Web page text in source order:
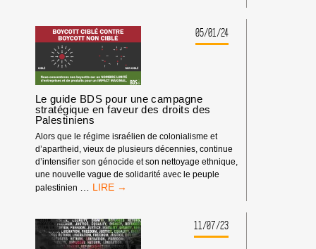
?
EN
PÉRIODE
DE
GÉNOCIDE
05/01/24
Le guide BDS pour une campagne
stratégique en faveur des droits des
Palestiniens
Alors que le régime israélien de colonialisme et
d’apartheid, vieux de plusieurs décennies, continue
d’intensifier son génocide et son nettoyage ethnique,
une nouvelle vague de solidarité avec le peuple
palestinien
LE
POUR
UNE
11/07/23